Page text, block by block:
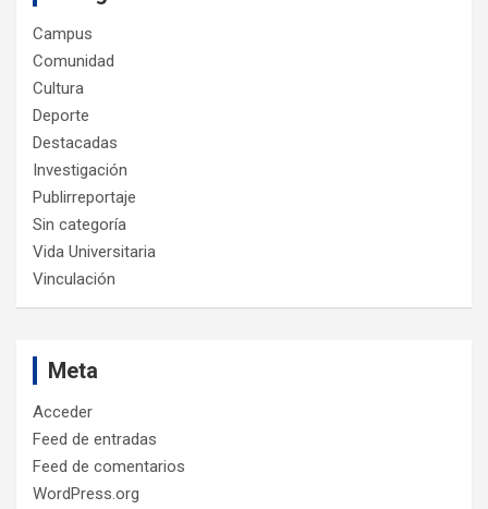
Campus
Comunidad
Cultura
Deporte
Destacadas
Investigación
Publirreportaje
Sin categoría
Vida Universitaria
Vinculación
Meta
Acceder
Feed de entradas
Feed de comentarios
WordPress.org